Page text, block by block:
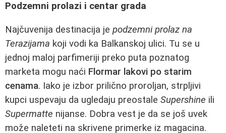
Podzemni prolazi i centar grada
Najčuvenija destinacija je podzemni prolaz na
Terazijama koji vodi ka Balkanskoj ulici. Tu se u
jednoj maloj parfimeriji preko puta poznatog
marketa mogu naći Flormar lakovi po starim
cenama. Iako je izbor prilično proroljan, strpljivi
kupci uspevaju da ugledaju preostale Supershine ili
Supermatte nijanse. Dobra vest je da se još uvek
može naleteti na skrivene primerke iz magacina.